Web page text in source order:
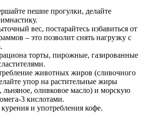
пешие прогулки, делайте
вес, постарайтесь избавиться от
– это позволит снять нагрузку с
торты, пирожные, газированные
животных жиров (сливочного
упор на растительные жиры
льняное, оливковое масло) и морскую
3 кислотами.
и употребления кофе.